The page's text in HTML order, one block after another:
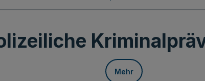
Mehr